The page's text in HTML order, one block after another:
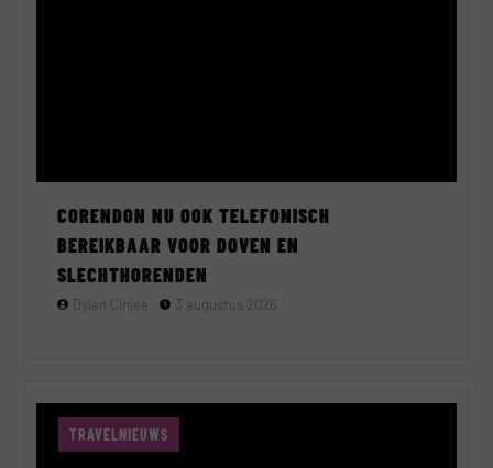
CORENDON NU OOK TELEFONISCH
BEREIKBAAR VOOR DOVEN EN
SLECHTHORENDEN
Dylan Cinjee 3 augustus 2026
TRAVELNIEUWS